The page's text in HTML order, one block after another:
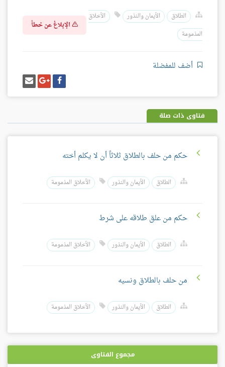
الطلاق الأيمان والنذور
الأخلاق
المذمومة
الإبلاغ عن خطأ
أضف للمفضلة
شارك
على
فيسبوك
شارك
على
غوغل
بلس
إرسل
إيميل
فتاوى ذات صلة
حكم من حلف بالطلاق ثلاثاً أن لا يكلم أخته
الطلاق الأيمان والنذور الأخلاق المذمومة
حكم من علق طلاقه على شرط
الطلاق الأيمان والنذور الأخلاق المذمومة
من حلف بالطلاق ونسيه
الطلاق الأيمان والنذور الأخلاق المذمومة
مجموع الفتاوى